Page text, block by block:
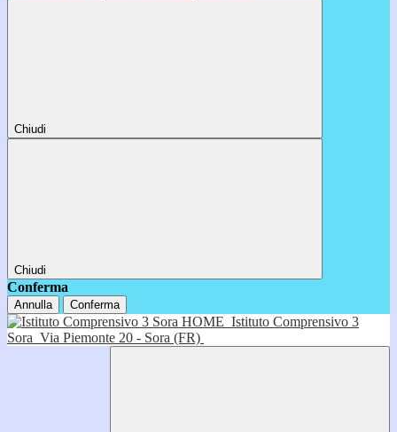
Chiudi
Chiudi
Conferma
Annulla Conferma
HOME Istituto Comprensivo 3
Sora Via Piemonte 20 - Sora (FR)